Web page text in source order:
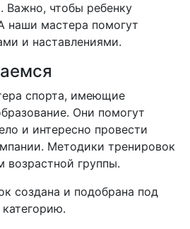
Важно, чтобы ребенку
наши мастера помогут
и наставлениями.
спорта, имеющие
Они помогут
и интересно провести
Методики тренировок
возрастной группы.
создана и подобрана под